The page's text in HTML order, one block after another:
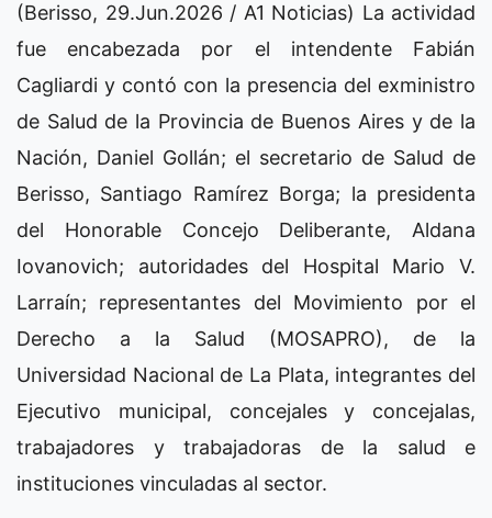
(Berisso, 29.Jun.2026 / A1 Noticias) La actividad
fue encabezada por el intendente Fabián
Cagliardi y contó con la presencia del exministro
de Salud de la Provincia de Buenos Aires y de la
Nación, Daniel Gollán; el secretario de Salud de
Berisso, Santiago Ramírez Borga; la presidenta
del Honorable Concejo Deliberante, Aldana
Iovanovich; autoridades del Hospital Mario V.
Larraín; representantes del Movimiento por el
Derecho a la Salud (MOSAPRO), de la
Universidad Nacional de La Plata, integrantes del
Ejecutivo municipal, concejales y concejalas,
trabajadores y trabajadoras de la salud e
instituciones vinculadas al sector.